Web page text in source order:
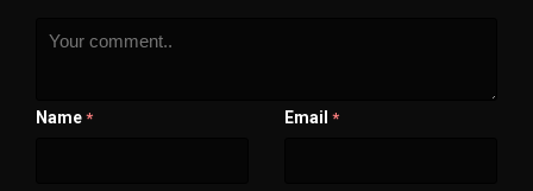
Name * Email *